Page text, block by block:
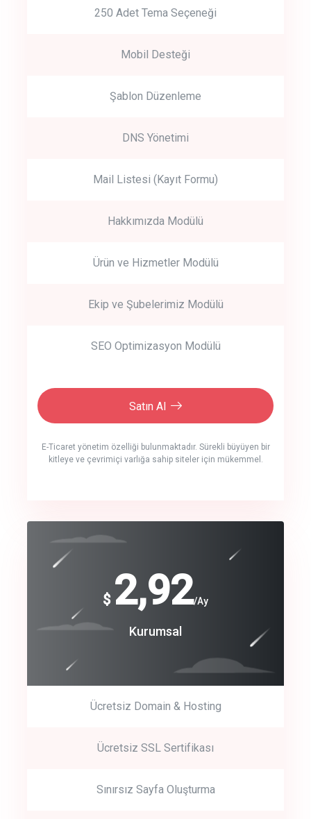
250 Adet Tema Seçeneği
Mobil Desteği
Şablon Düzenleme
DNS Yönetimi
Mail Listesi (Kayıt Formu)
Hakkımızda Modülü
Ürün ve Hizmetler Modülü
Ekip ve Şubelerimiz Modülü
SEO Optimizasyon Modülü
Satın Al
E-Ticaret yönetim özelliği bulunmaktadır. Sürekli büyüyen bir
kitleye ve çevrimiçi varlığa sahip siteler için mükemmel.
crm auto cync
track energy costs
Get Started
Start by trying our service for 30 days free trial no credit card
$ 2,92/Ay
Kurumsal
Ücretsiz Domain & Hosting
Ücretsiz SSL Sertifikası
Sınırsız Sayfa Oluşturma
$
240
Coroprate